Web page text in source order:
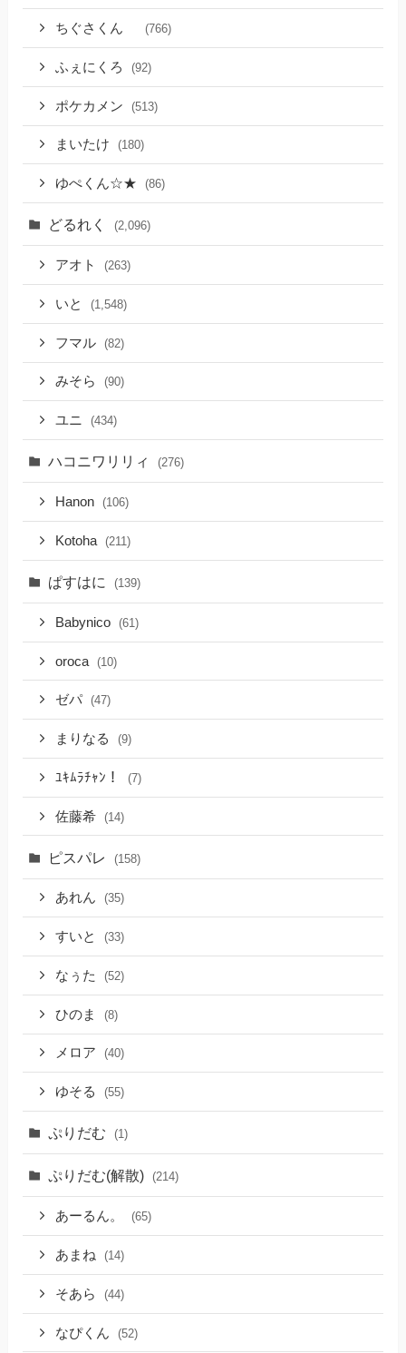
ちぐさくん (766)
ふぇにくろ (92)
ポケカメン (513)
まいたけ (180)
ゆぺくん☆★ (86)
どるれく (2,096)
アオト (263)
いと (1,548)
フマル (82)
みそら (90)
ユニ (434)
ハコニワリリィ (276)
Hanon (106)
Kotoha (211)
ぱすはに (139)
Babynico (61)
oroca (10)
ゼパ (47)
まりなる (9)
ﾕｷﾑﾗﾁｬﾝ！ (7)
佐藤希 (14)
ピスパレ (158)
あれん (35)
すいと (33)
なぅた (52)
ひのま (8)
メロア (40)
ゆそる (55)
ぷりだむ (1)
ぷりだむ(解散) (214)
あーるん。 (65)
あまね (14)
そあら (44)
なぴくん (52)